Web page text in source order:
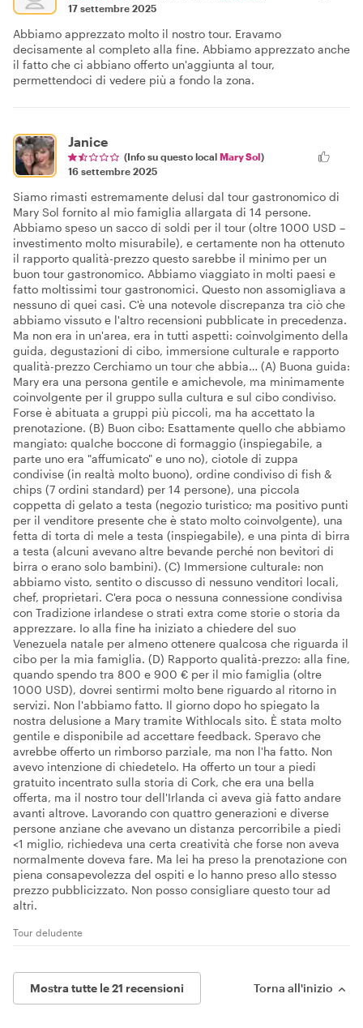
17 settembre 2025
Abbiamo apprezzato molto il nostro tour. Eravamo
decisamente al completo alla fine. Abbiamo apprezzato anche
il fatto che ci abbiano offerto un'aggiunta al tour,
permettendoci di vedere più a fondo la zona.
Janice
(Info su questo local Mary Sol)
16 settembre 2025
Siamo rimasti estremamente delusi dal tour gastronomico di
Mary Sol fornito al mio famiglia allargata di 14 persone.
Abbiamo speso un sacco di soldi per il tour (oltre 1000 USD –
investimento molto misurabile), e certamente non ha ottenuto
il rapporto qualità-prezzo questo sarebbe il minimo per un
buon tour gastronomico. Abbiamo viaggiato in molti paesi e
fatto moltissimi tour gastronomici. Questo non assomigliava a
nessuno di quei casi. C'è una notevole discrepanza tra ciò che
abbiamo vissuto e l'altro recensioni pubblicate in precedenza.
Ma non era in un'area, era in tutti aspetti: coinvolgimento della
guida, degustazioni di cibo, immersione culturale e rapporto
qualità-prezzo Cerchiamo un tour che abbia… (A) Buona guida:
Mary era una persona gentile e amichevole, ma minimamente
coinvolgente per il gruppo sulla cultura e sul cibo condiviso.
Forse è abituata a gruppi più piccoli, ma ha accettato la
prenotazione. (B) Buon cibo: Esattamente quello che abbiamo
mangiato: qualche boccone di formaggio (inspiegabile, a
parte uno era "affumicato" e uno no), ciotole di zuppa
condivise (in realtà molto buono), ordine condiviso di fish &
chips (7 ordini standard) per 14 persone), una piccola
coppetta di gelato a testa (negozio turistico; ma positivo punti
per il venditore presente che è stato molto coinvolgente), una
fetta di torta di mele a testa (inspiegabile), e una pinta di birra
a testa (alcuni avevano altre bevande perché non bevitori di
birra o erano solo bambini). (C) Immersione culturale: non
abbiamo visto, sentito o discusso di nessuno venditori locali,
chef, proprietari. C'era poca o nessuna connessione condivisa
con Tradizione irlandese o strati extra come storie o storia da
apprezzare. Io alla fine ha iniziato a chiedere del suo
Venezuela natale per almeno ottenere qualcosa che riguarda il
cibo per la mia famiglia. (D) Rapporto qualità-prezzo: alla fine,
quando spendo tra 800 e 900 € per il mio famiglia (oltre
1000 USD), dovrei sentirmi molto bene riguardo al ritorno in
servizi. Non l'abbiamo fatto. Il giorno dopo ho spiegato la
nostra delusione a Mary tramite Withlocals sito. È stata molto
gentile e disponibile ad accettare feedback. Speravo che
avrebbe offerto un rimborso parziale, ma non l'ha fatto. Non
avevo intenzione di chiedetelo. Ha offerto un tour a piedi
gratuito incentrato sulla storia di Cork, che era una bella
offerta, ma il nostro tour dell'Irlanda ci aveva già fatto andare
avanti altrove. Lavorando con quattro generazioni e diverse
persone anziane che avevano un distanza percorribile a piedi
<1 miglio, richiedeva una certa creatività che forse non aveva
normalmente doveva fare. Ma lei ha preso la prenotazione con
piena consapevolezza del ospiti e lo hanno preso allo stesso
prezzo pubblicizzato. Non posso consigliare questo tour ad
altri.
Tour deludente
Mostra tutte le 21 recensioni Torna all'inizio